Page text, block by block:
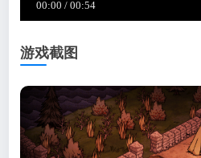
游戏截图